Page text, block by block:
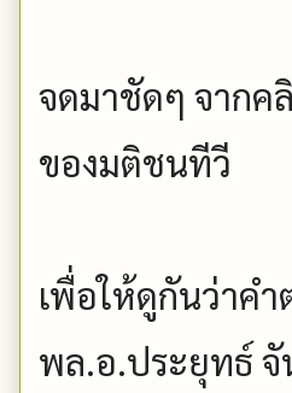
จดมาชัดๆ จากค
ของมติชนทีวี
เพื่อให้ดูกันว่าค
พล.อ.ประยุทธ์ จั